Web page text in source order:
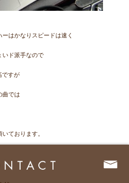
はかなりスピードは速く
ド派手なので
ですが
曲では
ております。